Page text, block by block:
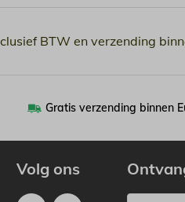
BTW en verzending
Gratis verzending binnen
Volg ons